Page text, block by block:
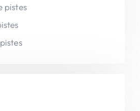
pistes